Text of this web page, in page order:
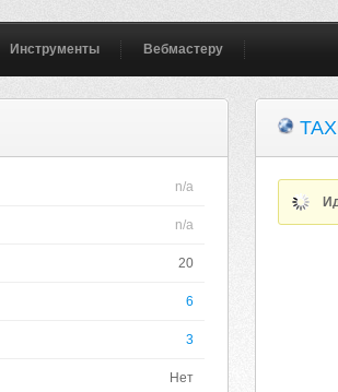
Инструменты Вебмастеру
n/a
n/a
20
6
3
Нет